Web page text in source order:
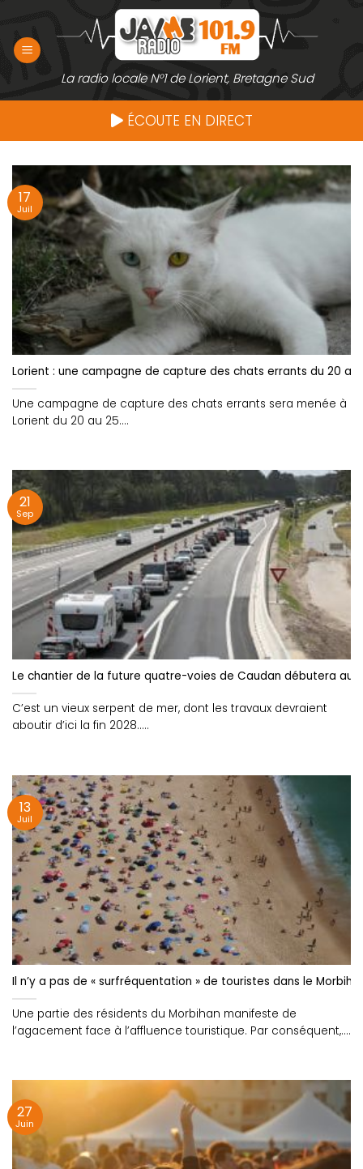
contenu
La radio locale N°1 de Lorient, Bretagne Sud
ÉCOUTE EN DIRECT
Lorient : une campagne de capture des chats errants du 20 au
Une campagne de capture des chats errants sera menée à
Lorient du 20 au 25....
17
Juil
Le chantier de la future quatre-voies de Caudan débutera au
C’est un vieux serpent de mer, dont les travaux devraient
aboutir d’ici la fin 2028.....
21
Sep
Il n’y a pas de « surfréquentation » de touristes dans le
Une partie des résidents du Morbihan manifeste de
l’agacement face à l’affluence touristique. Par conséquent,....
13
Juil
27
Juin